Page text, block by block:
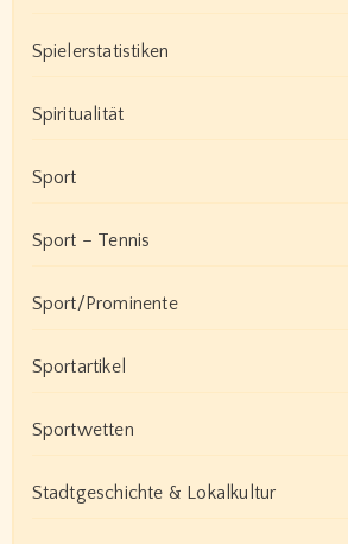
Spielerstatistiken
Spiritualität
Sport
Sport – Tennis
Sport/Prominente
Sportartikel
Sportwetten
Stadtgeschichte & Lokalkultur